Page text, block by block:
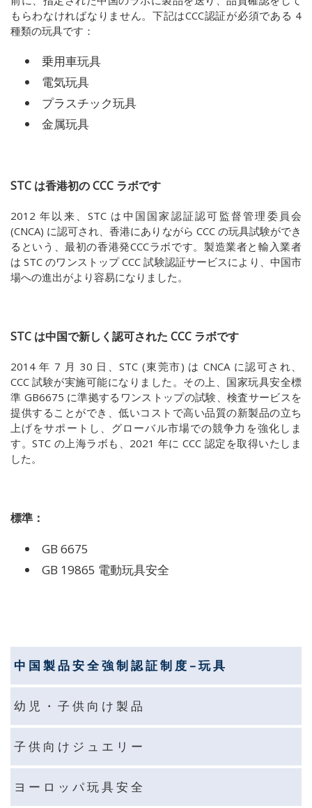
もらわなければなりません。下記はCCC認証が必須である 4
種類の玩具です：
乗用車玩具
電気玩具
プラスチック玩具
金属玩具
STC は香港初の CCC ラボです
2012 年以来、STC は中国国家認証認可監督管理委員会
(CNCA) に認可され、香港にありながら CCC の玩具試験ができ
るという、最初の香港発CCCラボです。製造業者と輸入業者
はSTCのワンストップCCC試験認証サービスにより、中国市
場への進出がより容易になりました。
STC は中国で新しく認可された CCC ラボです
2014 年 7 月 30 日、STC (東莞市) はCNCA に認可され、
CCC試験が実施可能になりました。その上、国家玩具安全標
準 GB6675 に準拠するワンストップの試験、検査サービスを
提供することができ、低いコストで高い品質の新製品の立ち
上げをサポートし、グローバル市場での競争力を強化しま
す。STC の上海ラボも、2021 年に CCC 認定を取得いたしま
した。
標準：
GB 6675
GB 19865 電動玩具安全
中 国 製 品 安 全 強 制 認 証 制 度 – 玩 具
幼 児 ・ 子 供 向 け 製 品
子 供 向 け ジ ュ エ リ ー
ヨ ー ロ ッ パ 玩 具 安 全